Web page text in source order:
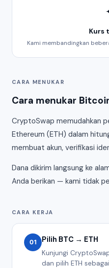
Kurs
Kami membandingkan
CARA MENUKAR
Cara menukar
CryptoSwap memudahkan
Ethereum (ETH) dalam
membuat akun, verifikasi
Dana dikirim langsung ke
Anda berikan — kami tidak
CARA KERJA
01 Pilih BTC → ETH
Kunjungi
dan pilih ETH